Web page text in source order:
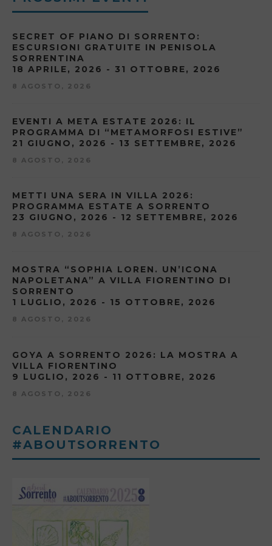
SECRET OF PIANO DI SORRENTO:
ESCURSIONI GRATUITE IN PENISOLA
SORRENTINA
18 APRILE, 2026 - 31 OTTOBRE, 2026
8 AGOSTO, 2026
EVENTI A META ESTATE 2026: IL
PROGRAMMA DI “METAMORFOSI ESTIVE”
21 GIUGNO, 2026 - 13 SETTEMBRE, 2026
8 AGOSTO, 2026
METTI UNA SERA IN VILLA 2026:
PROGRAMMA ESTATE A SORRENTO
23 GIUGNO, 2026 - 12 SETTEMBRE, 2026
8 AGOSTO, 2026
MOSTRA “SOPHIA LOREN. UN’ICONA
NAPOLETANA” A VILLA FIORENTINO DI
SORRENTO
1 LUGLIO, 2026 - 15 OTTOBRE, 2026
8 AGOSTO, 2026
GOYA A SORRENTO 2026: LA MOSTRA A
VILLA FIORENTINO
9 LUGLIO, 2026 - 11 OTTOBRE, 2026
8 AGOSTO, 2026
CALENDARIO
#ABOUTSORRENTO